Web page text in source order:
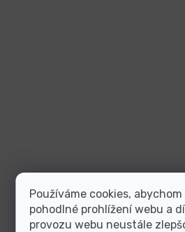
Používáme cookies,
pohodlné prohlížení webu a
provozu webu neustále